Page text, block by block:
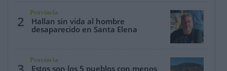
2
Provincia
Hallan sin vida al hombre
desaparecido en Santa Elena
Provincia
Estos son los 5 pueblos con menos